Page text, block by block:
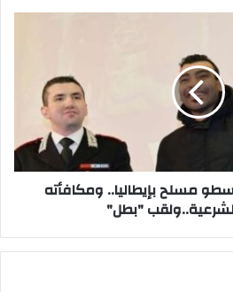
مسلح بإيطاليا.. ومكافأته
"بطل"